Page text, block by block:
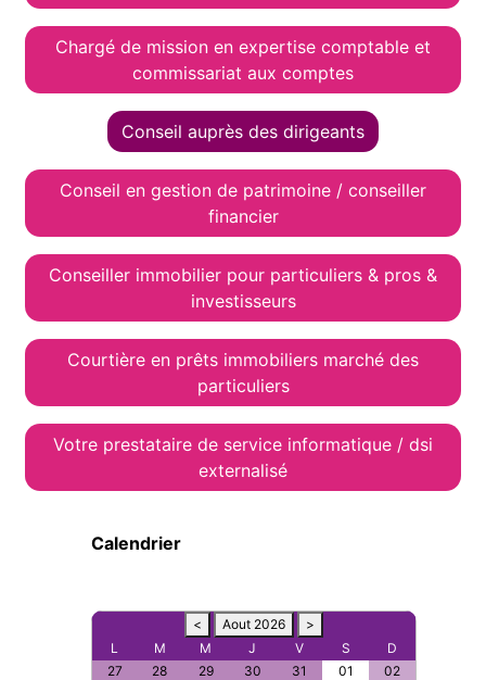
Chargé de mission en expertise comptable et
commissariat aux comptes
Conseil auprès des dirigeants
Conseil en gestion de patrimoine / conseiller
financier
Conseiller immobilier pour particuliers & pros &
investisseurs
Courtière en prêts immobiliers marché des
particuliers
Votre prestataire de service informatique / dsi
externalisé
Calendrier
< Aout 2026
>
L
M M J V S
D
27
28 29 30 31 01
02